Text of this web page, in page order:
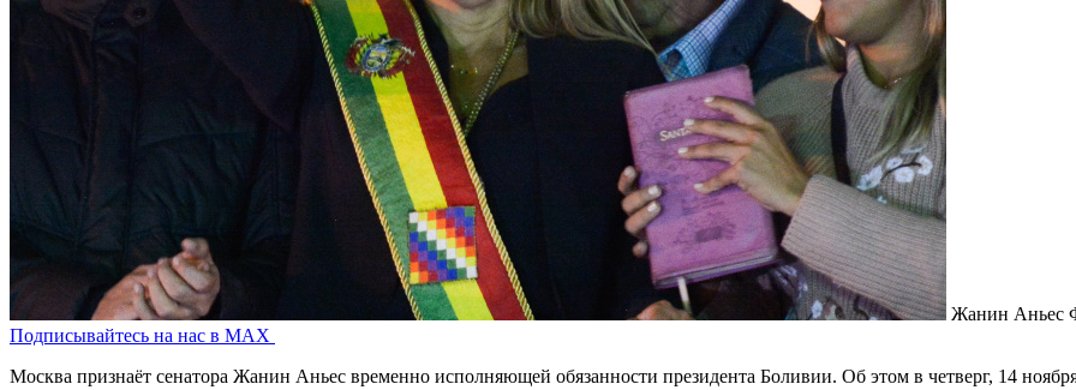
Жанин Аньес
Подписывайтесь на нас в MAX
Москва признаёт сенатора Жанин Аньес временно исполняющей обязанности президента Боливии. Об этом в четверг, 14